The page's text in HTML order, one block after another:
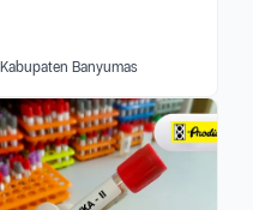
Kabupaten Banyumas